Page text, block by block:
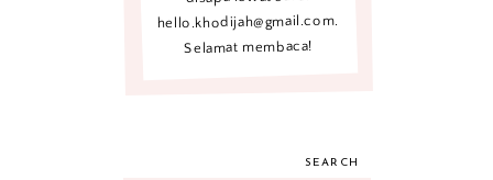
hello.khodijah@gmail.com.
Selamat membaca!
SEARCH